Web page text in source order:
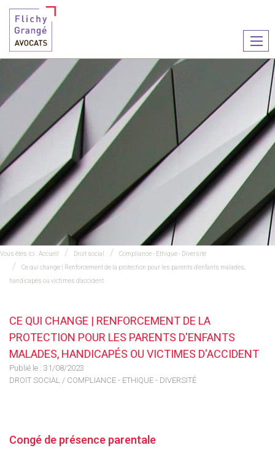
le
Vous êtes ici :Accueil Droit social
Compliance - Ethique - Diversité
Ce qui change | Renforcement de la protection pour les parents d'enfants malades,
handicapés ou victimes d'accident
CE QUI CHANGE | RENFORCEMENT DE LA
PROTECTION POUR LES PARENTS D'ENFANTS
MALADES, HANDICAPÉS OU VICTIMES D'ACCIDENT
Publié le : 31/08/2023
DROIT SOCIAL / COMPLIANCE - ETHIQUE - DIVERSITÉ
Congé de présence parentale